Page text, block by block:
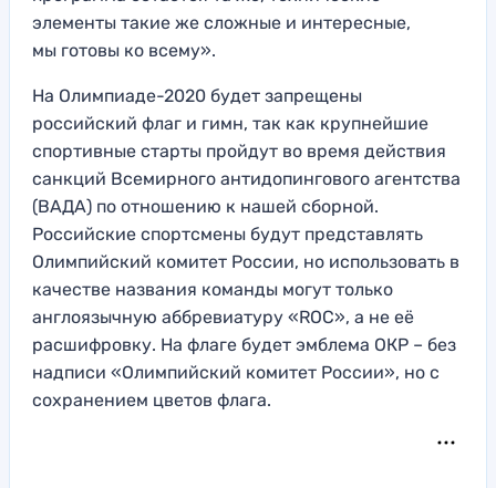
элементы такие же сложные и интересные,
мы готовы ко всему».
На Олимпиаде-2020 будет запрещены
российский флаг и гимн, так как крупнейшие
спортивные старты пройдут во время действия
санкций Всемирного антидопингового агентства
(ВАДА) по отношению к нашей сборной.
Российские спортсмены будут представлять
Олимпийский комитет России, но использовать в
качестве названия команды могут только
англоязычную аббревиатуру «ROC», а не её
расшифровку. На флаге будет эмблема ОКР – без
надписи «Олимпийский комитет России», но с
сохранением цветов флага.